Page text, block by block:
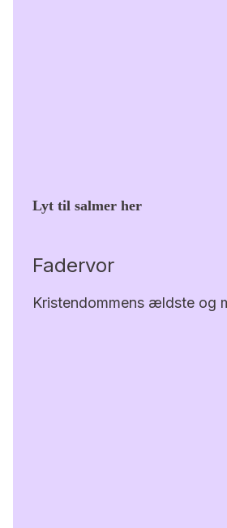
Lyt til salmer her
Fadervor
Kristendommens ældste og